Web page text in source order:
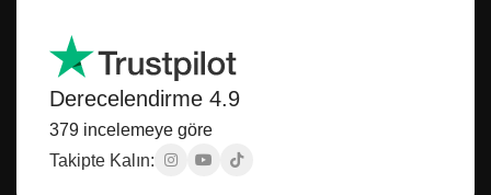
Derecelendirme 4.9
379 incelemeye göre
Takipte Kalın: